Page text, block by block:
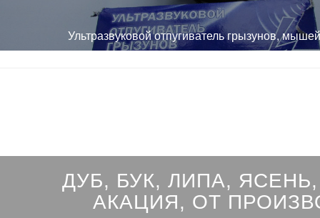
Ультразвуковой отпугиватель грызунов,
ДУБ, БУК, ЛИПА, ЯСЕНЬ,
АКАЦИЯ, ОТ